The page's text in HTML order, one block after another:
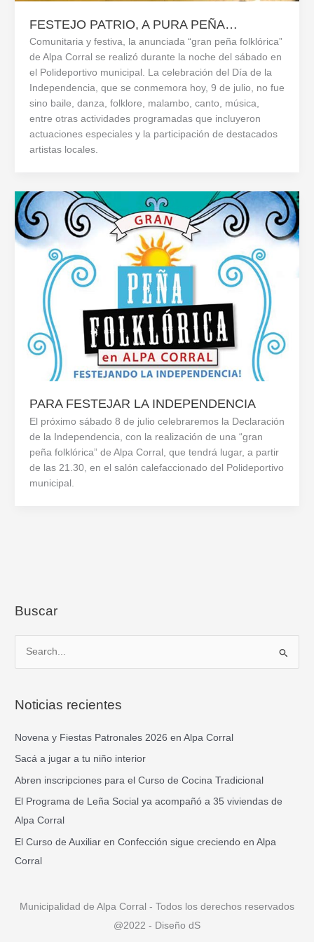
FESTEJO PATRIO, A PURA PEÑA…
Comunitaria y festiva, la anunciada “gran peña folklórica”
de Alpa Corral se realizó durante la noche del sábado en
el Polideportivo municipal. La celebración del Día de la
Independencia, que se conmemora hoy, 9 de julio, no fue
sino baile, danza, folklore, malambo, canto, música,
entre otras actividades programadas que incluyeron
actuaciones especiales y la participación de destacados
artistas locales.
PARA FESTEJAR LA INDEPENDENCIA
El próximo sábado 8 de julio celebraremos la Declaración
de la Independencia, con la realización de una “gran
peña folklórica” de Alpa Corral, que tendrá lugar, a partir
de las 21.30, en el salón calefaccionado del Polideportivo
municipal.
Buscar
c
o
r
:
Noticias recientes
Novena y Fiestas Patronales 2026 en Alpa Corral
Sacá a jugar a tu niño interior
Abren inscripciones para el Curso de Cocina Tradicional
El Programa de Leña Social ya acompañó a 35 viviendas de
Alpa Corral
El Curso de Auxiliar en Confección sigue creciendo en Alpa
Corral
Municipalidad de Alpa Corral - Todos los derechos reservados
@2022 - Diseño dS